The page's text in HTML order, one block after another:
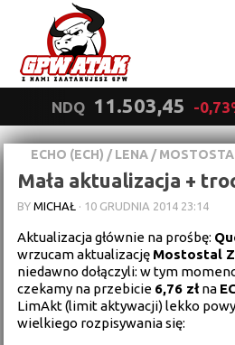
NDQ 11.503,45 -
ECHO (ECH) / LENA /
Mała aktualizacja +
BYMICHAŁ · 10 GRUDNIA 2014 23:14
Aktualizacja głównie na prośbę:
wrzucam aktualizację Mostostal
niedawno dołączyli: w tym
czekamy na przebicie 6,76 złna
LimAkt (limit aktywacji) lekko
wielkiego rozpisywania się:
prywatności
Wyrażam zgodę.